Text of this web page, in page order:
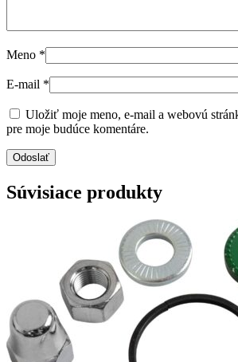
Meno *
E-mail *
Uložiť moje meno, e-mail a webovú
pre moje budúce komentáre.
Súvisiace produkty